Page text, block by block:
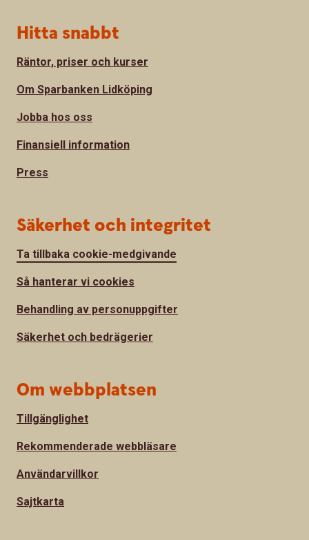
Hitta snabbt
Räntor, priser och kurser
Om Sparbanken Lidköping
Jobba hos oss
Finansiell information
Press
Säkerhet och integritet
Ta tillbaka cookie-medgivande
Så hanterar vi cookies
Behandling av personuppgifter
Säkerhet och bedrägerier
Om webbplatsen
Tillgänglighet
Rekommenderade webbläsare
Användarvillkor
Sajtkarta